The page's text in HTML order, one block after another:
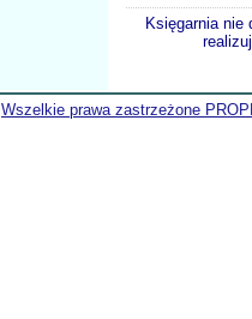
Księgarnia nie
Wszelkie prawa zastrzeżone